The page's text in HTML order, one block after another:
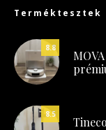
Terméktesztek
8.8
8.5